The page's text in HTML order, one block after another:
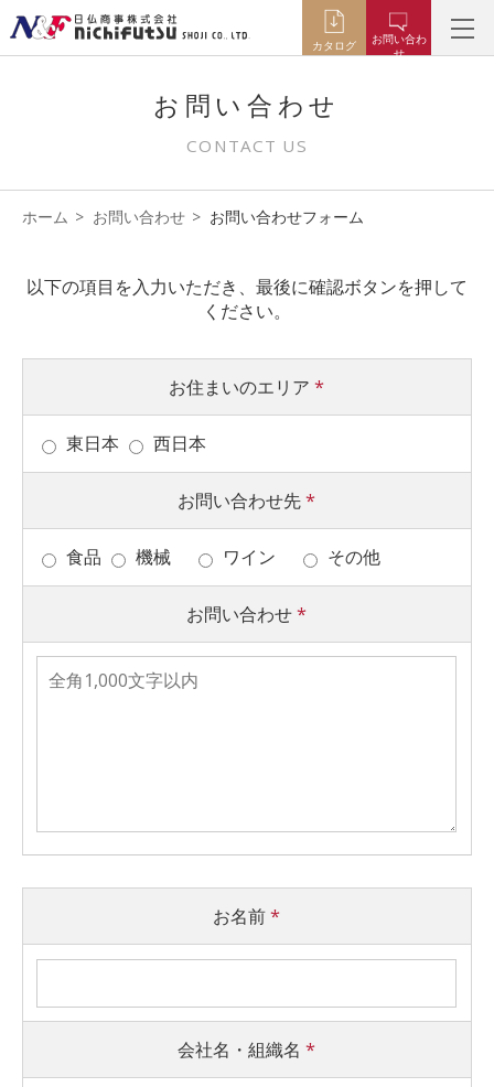
カタログ
お問い合わ
せ
お問い合わせ
CONTACT US
ホーム お問い合わせ お問い合わせフォーム
以下の項目を入力いただき、最後に確認ボタンを押して
ください。
お住まいのエリア*
東日本 西日本
お問い合わせ先*
食品 機械 ワイン その他
お問い合わせ*
お名前*
会社名・組織名*